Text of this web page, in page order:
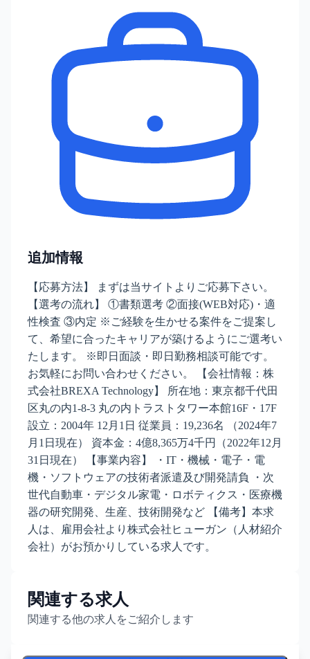
追加情報
【応募方法】 まずは当サイトよりご応募下さい。
【選考の流れ】 ①書類選考 ②面接(WEB対応)・適
性検査 ③内定 ※ご経験を生かせる案件をご提案し
て、希望に合ったキャリアが築けるようにご選考い
たします。 ※即日面談・即日勤務相談可能です。
お気軽にお問い合わせください。 【会社情報：株
式会社BREXA Technology】 所在地：東京都千代田
区丸の内1-8-3 丸の内トラストタワー本館16F・17F
設立：2004年 12月1日 従業員：19,236名 （2024年7
月1日現在） 資本金：4億8,365万4千円（2022年12月
31日現在） 【事業内容】 ・IT・機械・電子・電
機・ソフトウェアの技術者派遣及び開発請負 ・次
世代自動車・デジタル家電・ロボティクス・医療機
器の研究開発、生産、技術開発など 【備考】本求
人は、雇用会社より株式会社ヒューガン（人材紹介
会社）がお預かりしている求人です。
関連する求人
関連する他の求人をご紹介します